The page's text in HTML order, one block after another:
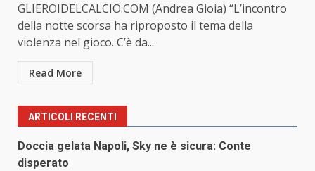
GLIEROIDELCALCIO.COM (Andrea Gioia) “L’incontro
della notte scorsa ha riproposto il tema della
violenza nel gioco. C’è da...
Read More
ARTICOLI RECENTI
Doccia gelata Napoli, Sky ne è sicura: Conte
disperato